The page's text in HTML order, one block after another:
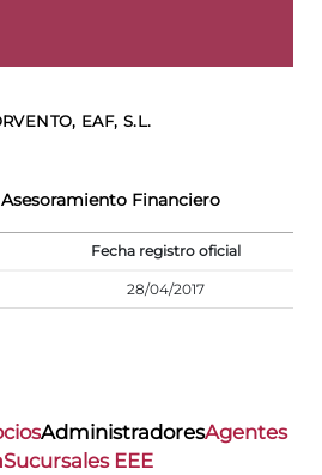
EAF, S.L.
Financiero
Fecha registro oficial
28/04/2017
AdministradoresAgentes
Sucursales EEE